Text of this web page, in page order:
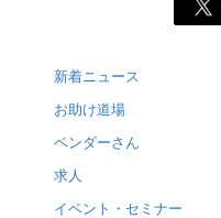
新着ニュース
お助け道場
ベンダーさん
求人
イベント・セミナー